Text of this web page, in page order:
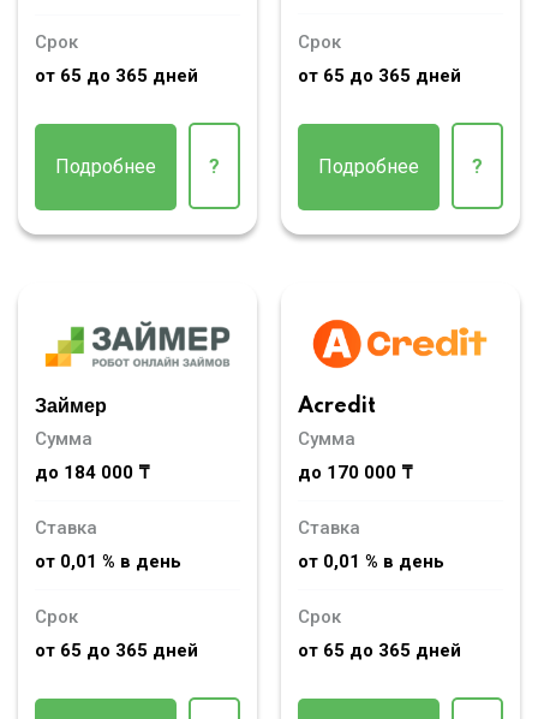
Срок
от 65 до 365 дней
Подробнее ?
Срок
от 65 до 365 дней
Подробнее ?
Займер
Сумма
до 184 000 ₸
Ставка
от 0,01 % в день
Срок
от 65 до 365 дней
Acredit
Сумма
до 170 000 ₸
Ставка
от 0,01 % в день
Срок
от 65 до 365 дней